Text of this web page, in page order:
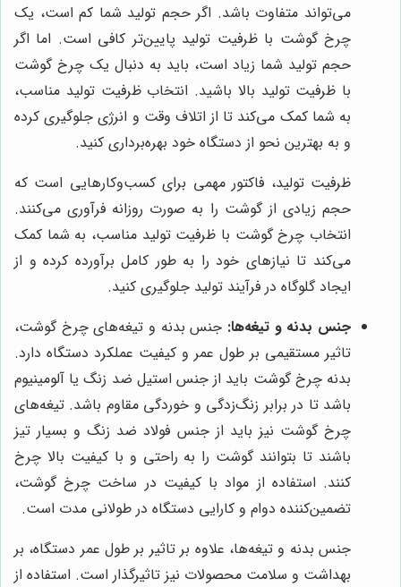
می‌تواند متفاوت باشد. اگر حجم تولید شما کم است، یک
چرخ گوشت با ظرفیت تولید پایین‌تر کافی است. اما اگر
حجم تولید شما زیاد است، باید به دنبال یک چرخ گوشت
با ظرفیت تولید بالا باشید. انتخاب ظرفیت تولید مناسب،
به شما کمک می‌کند تا از اتلاف وقت و انرژی جلوگیری کرده
و به بهترین نحو از دستگاه خود بهره‌برداری کنید.
ظرفیت تولید، فاکتور مهمی برای کسب‌وکارهایی است که
حجم زیادی از گوشت را به صورت روزانه فرآوری می‌کنند.
انتخاب چرخ گوشت با ظرفیت تولید مناسب، به شما کمک
می‌کند تا نیازهای خود را به طور کامل برآورده کرده و از
ایجاد گلوگاه در فرآیند تولید جلوگیری کنید.
جنس بدنه و تیغه‌ها: جنس بدنه و تیغه‌های چرخ گوشت،
تاثیر مستقیمی بر طول عمر و کیفیت عملکرد دستگاه دارد.
بدنه چرخ گوشت باید از جنس استیل ضد زنگ یا آلومینیوم
باشد تا در برابر زنگ‌زدگی و خوردگی مقاوم باشد. تیغه‌های
چرخ گوشت نیز باید از جنس فولاد ضد زنگ و بسیار تیز
باشند تا بتوانند گوشت را به راحتی و با کیفیت بالا چرخ
کنند. استفاده از مواد با کیفیت در ساخت چرخ گوشت،
تضمین‌کننده دوام و کارایی دستگاه در طولانی مدت است.
جنس بدنه و تیغه‌ها، علاوه بر تاثیر بر طول عمر دستگاه، بر
بهداشت و سلامت محصولات نیز تاثیرگذار است. استفاده از